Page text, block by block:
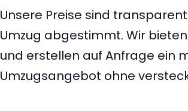
Unsere Preise sind
Umzug abgestimmt. Wir
und erstellen auf Anfrage ein
Umzugsangebot ohne